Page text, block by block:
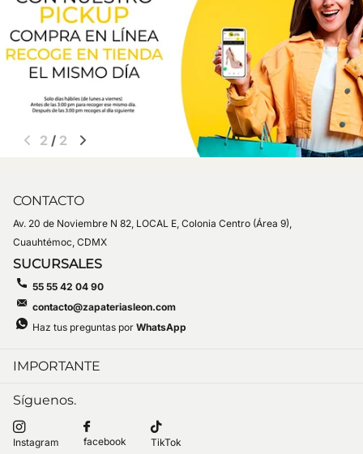
1 / 2
IMPORTANTE
CONTACTO
Av. 20 de Noviembre N 82, LOCAL E, Colonia Centro (Área 9),
Cuauhtémoc, CDMX
SUCURSALES
55 55 42 04 90
contacto@zapateriasleon.com
Haz tus preguntas por WhatsApp
Síguenos.
Instagram facebook TikTok